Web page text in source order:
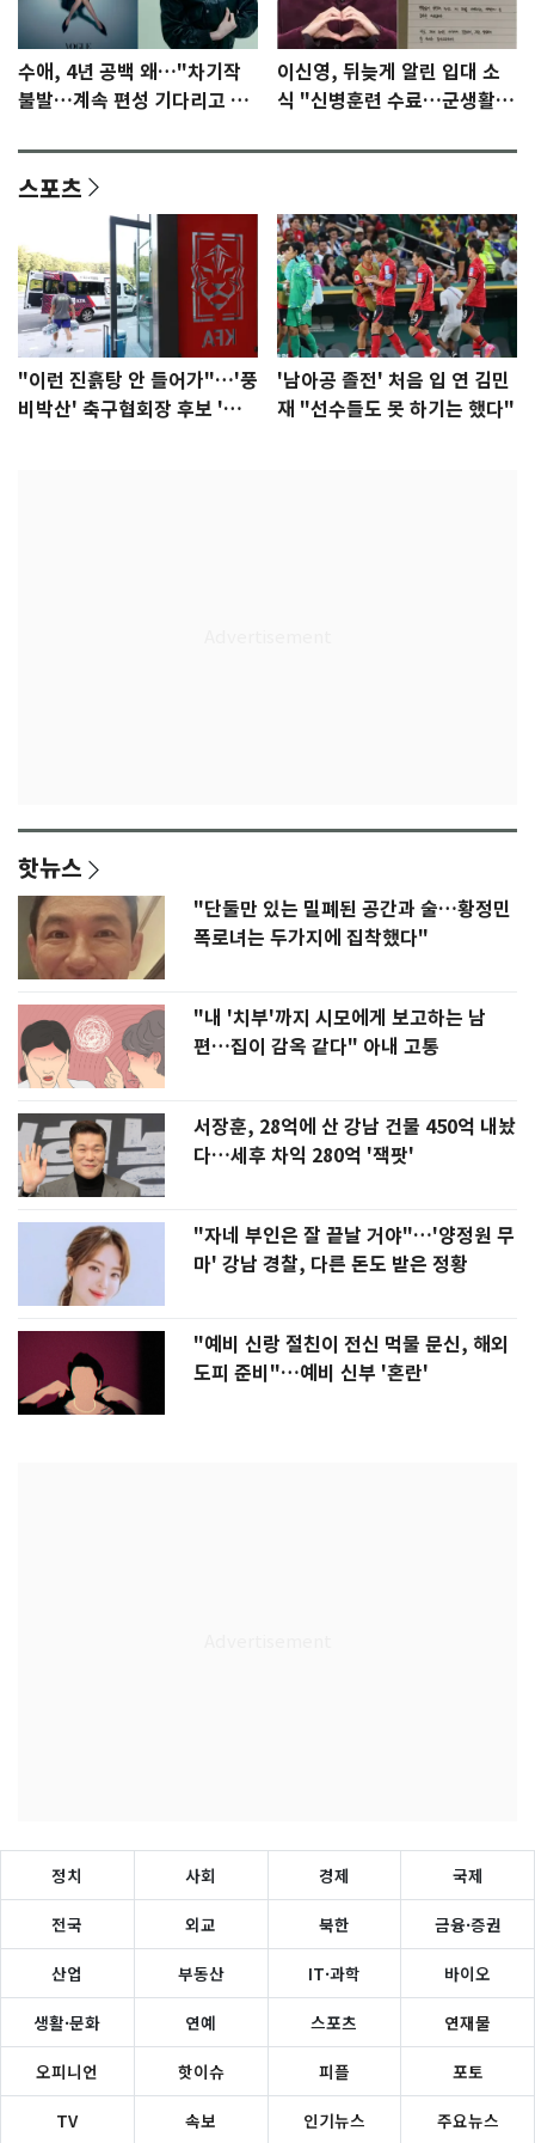
수애, 4년 공백 왜…"차기작
불발…계속 편성 기다리고 있
이신영, 뒤늦게 알린 입대 소
식 "신병훈련 수료…군생활
스포츠
"이런 진흙탕 안 들어가"…'풍
비박산' 축구협회장 후보 '실
'남아공 졸전' 처음 입 연 김민
재 "선수들도 못 하기는 했다"
핫뉴스
"단둘만 있는 밀폐된 공간과 술…황정민
폭로녀는 두가지에 집착했다"
"내 '치부'까지 시모에게 보고하는 남
편…집이 감옥 같다" 아내 고통
서장훈, 28억에 산 강남 건물 450억 내놨
다…세후 차익 280억 '잭팟'
"자네 부인은 잘 끝날 거야"…'양정원 무
마' 강남 경찰, 다른 돈도 받은 정황
"예비 신랑 절친이 전신 먹물 문신, 해외
도피 준비"…예비 신부 '혼란'
정치 사회 경제 국제
전국 외교 북한 금융·증권
산업 부동산 IT·과학 바이오
생활·문화 연예 스포츠 연재물
오피니언 핫이슈 피플 포토
TV 속보 인기뉴스 주요뉴스